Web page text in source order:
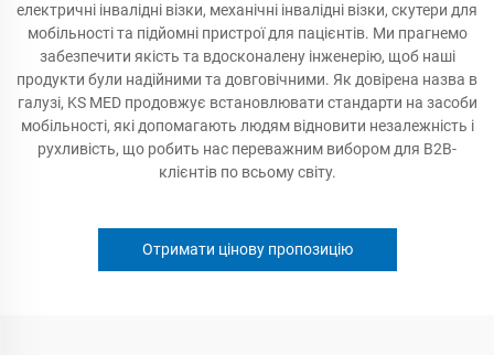
електричні інвалідні візки, механічні інвалідні візки, скутери для
мобільності та підйомні пристрої для пацієнтів. Ми прагнемо
забезпечити якість та вдосконалену інженерію, щоб наші
продукти були надійними та довговічними. Як довірена назва в
галузі, KS MED продовжує встановлювати стандарти на засоби
мобільності, які допомагають людям відновити незалежність і
рухливість, що робить нас переважним вибором для B2B-
клієнтів по всьому світу.
Отримати цінову пропозицію